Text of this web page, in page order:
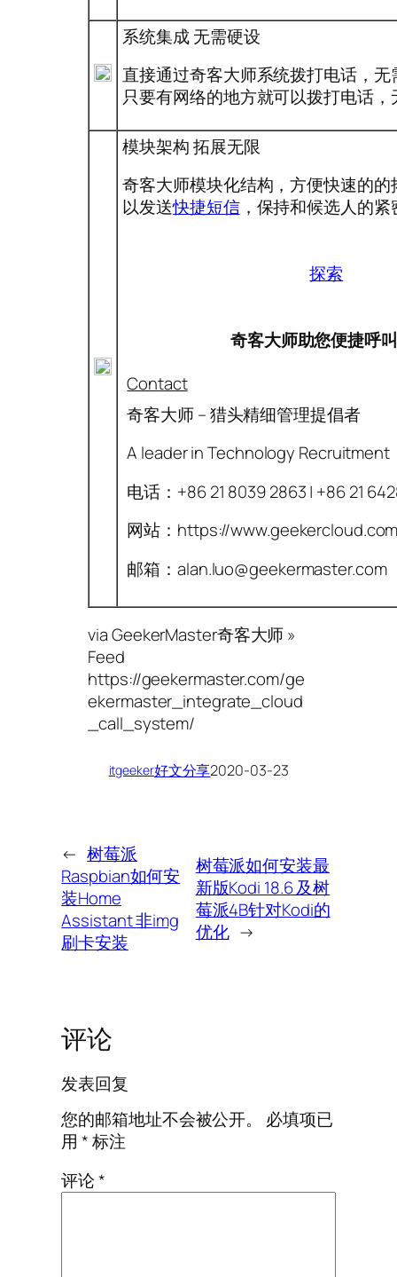
系统集成 无需硬设
直接通过奇客大师系统拨打电话，
只要有网络的地方就可以拨打电话
模块架构 拓展无限
奇客大师模块化结构，方便快速的
以发送快捷短信，保持和候选人的紧
探索
奇客大师助您便捷呼
Contact
奇客大师 – 猎头精细管理提倡者
A leader in Technology Recruitment
电话：+86 21 8039 2863 | +86 21
网站：https://
邮箱：alan.luo@geekermaster.com
via GeekerMaster奇客大师 »
Feed
https://geekermaster.com/ge
ekermaster_integrate_cloud
_call_system/
itgeeker好文分享2020-03-23
← 树莓派
Raspbian如何安
装Home
Assistant 非img
刷卡安装
树莓派如何安装最
新版Kodi 18.6 及树
莓派4B针对Kodi的
优化 →
评论
发表回复
您的邮箱地址不会被公开。
必填项已
用*标注
评论*